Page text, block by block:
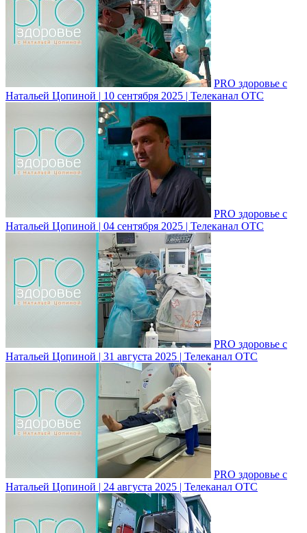
PRO здоровье с
Натальей Цопиной | 10 сентября 2025 | Телеканал ОТС
PRO здоровье с
Натальей Цопиной | 04 сентября 2025 | Телеканал ОТС
PRO здоровье с
Натальей Цопиной | 31 августа 2025 | Телеканал ОТС
PRO здоровье с
Натальей Цопиной | 24 августа 2025 | Телеканал ОТС